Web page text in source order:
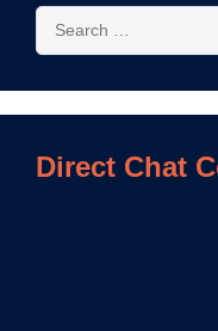
Direct Chat